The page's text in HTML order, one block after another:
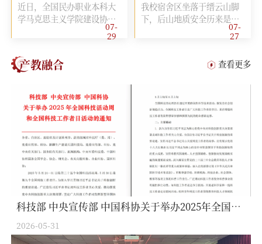
07-
29
近日，全国民办职业本科大
学马克思主义学院建设协作
体2026年度青年教师教学比
赛、思政课改革与实践创新
论文征文评选结果正式揭
晓。重庆机电职业技术大学
07-
27
我校宿舍区坐落于缙云山脚
下，后山地质安全历来是校
园安全管理重点。为切实保
化、精细化、全天候的山
产教融合 查看更多
科技部 中央宣传部 中国科协关于举办2025年全国科技活动周和全国科技工作者日活动的通知
2026-05-31